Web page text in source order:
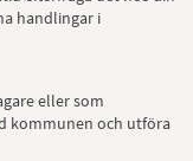
handlingar i
eller som
kommunen och utföra